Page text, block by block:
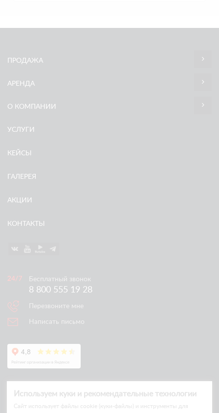
ПРОДАЖА
АРЕНДА
О КОМПАНИИ
УСЛУГИ
КЕЙСЫ
ГАЛЕРЕЯ
АКЦИИ
КОНТАКТЫ
Бесплатный звонок
8 800 555 19 28
Перезвоните мне
Написать письмо
Используем куки и рекомендательные технологии
Cайт использует файлы cookie (куки-файлы) и инструменты для